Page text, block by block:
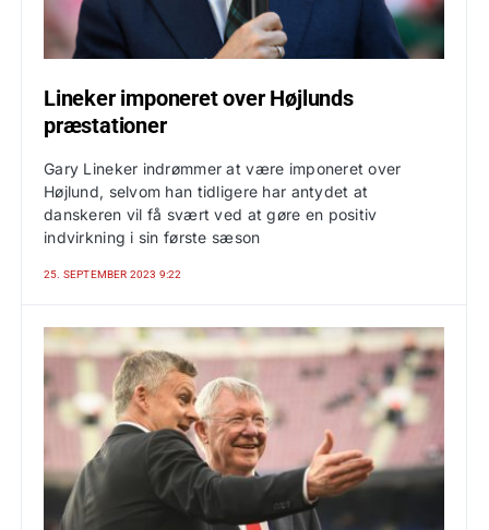
Lineker imponeret over Højlunds
præstationer
Gary Lineker indrømmer at være imponeret over
Højlund, selvom han tidligere har antydet at
danskeren vil få svært ved at gøre en positiv
indvirkning i sin første sæson
25. SEPTEMBER 2023 9:22